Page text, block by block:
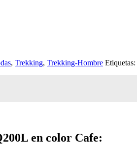
, Trekking, Trekking-Hombre Etiquetas:
en color Cafe: